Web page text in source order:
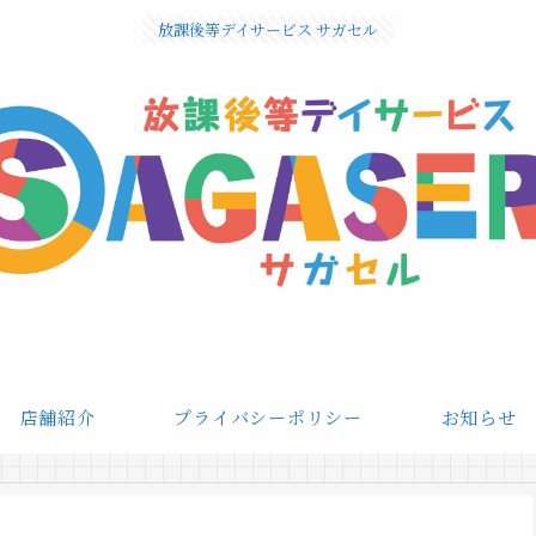
放課後等デイサービス サガセル
店舗紹介 プライバシーポリシー お知らせ